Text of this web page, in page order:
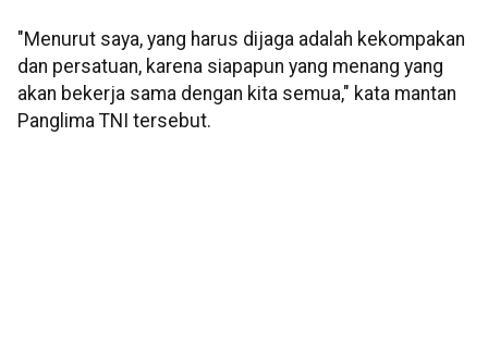
"Menurut saya, yang harus dijaga adalah kekompakan
dan persatuan, karena siapapun yang menang yang
akan bekerja sama dengan kita semua," kata mantan
Panglima TNI tersebut.